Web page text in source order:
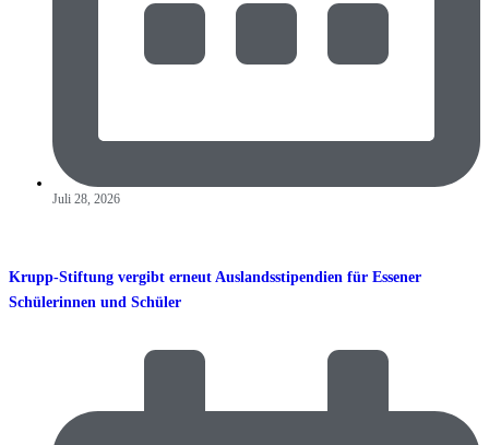
Juli 28, 2026
Krupp-Stiftung vergibt erneut Auslandsstipendien für Essener
Schülerinnen und Schüler